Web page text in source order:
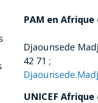
PAM en
Djaounsede
42 71 ;
UNICEF